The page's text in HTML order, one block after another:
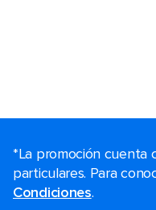
*La promoción cuenta
particulares. Para
Condiciones.